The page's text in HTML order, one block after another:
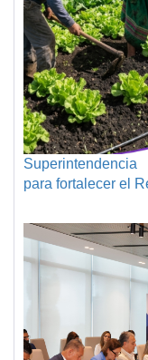
para fortalecer el